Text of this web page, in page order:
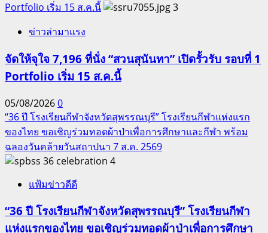
Portfolio เริ่ม 15 ส.ค.นี้
3
ข่าวล่ามาแรง
จัดให้จุใจ 7,196 ที่นั่ง “สวนสุนันทา” เปิดรั้วรับ รอบที่ 1
Portfolio เริ่ม 15 ส.ค.นี้
05/08/20260
“36 ปี โรงเรียนกีฬาจังหวัดสุพรรณบุรี” โรงเรียนกีฬาแห่งแรก
ของไทย ขอเชิญร่วมทอดผ้าป่าเพื่อการศึกษาและกีฬา พร้อม
ฉลองวันคล้ายวันสถาปนา 7 ส.ค. 2569
4
แฟ้มข่าวดีดี
“36 ปี โรงเรียนกีฬาจังหวัดสุพรรณบุรี” โรงเรียนกีฬา
แห่งแรกของไทย ขอเชิญร่วมทอดผ้าป่าเพื่อการศึกษา